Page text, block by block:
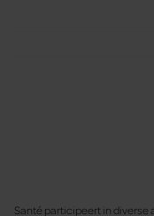
Santé participeert in diverse